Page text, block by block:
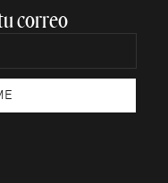
correo​